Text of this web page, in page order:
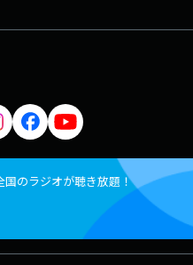
国のラジオが聴き放題！